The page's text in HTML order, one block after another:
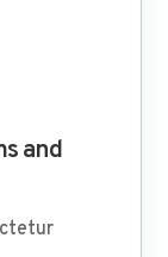
and